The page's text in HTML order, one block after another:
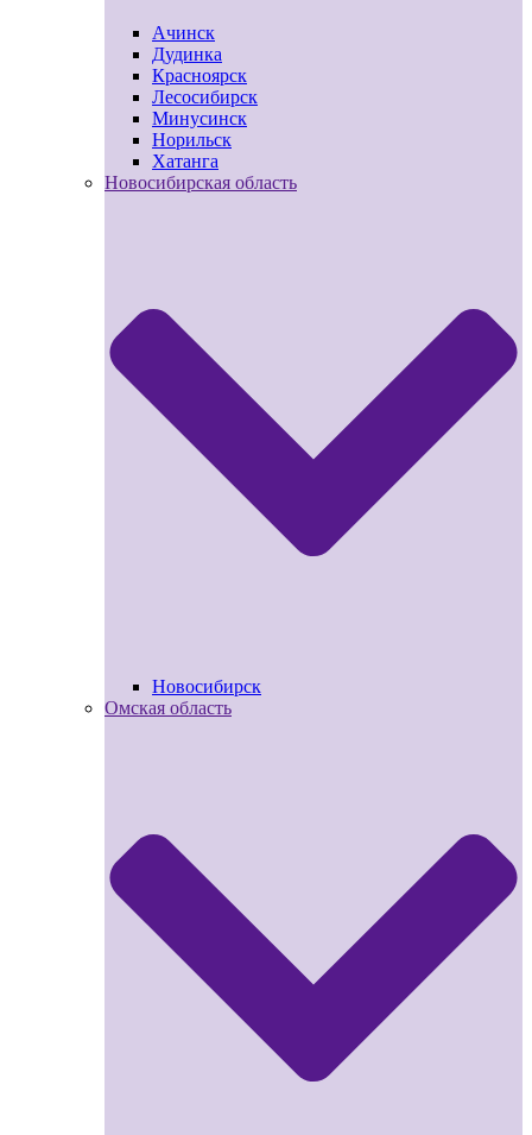
Ачинск
Дудинка
Красноярск
Лесосибирск
Минусинск
Норильск
Хатанга
Новосибирская область
Новосибирск
Омская область